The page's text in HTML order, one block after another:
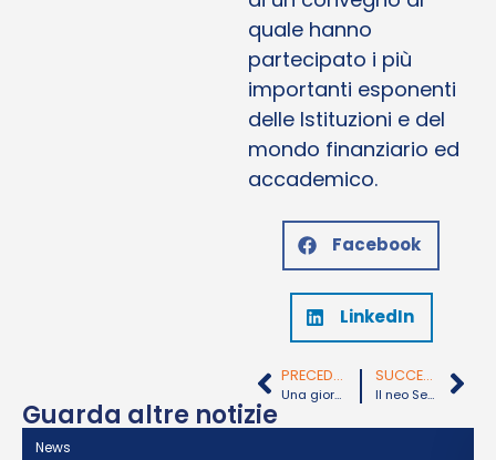
quale hanno
partecipato i più
importanti esponenti
delle Istituzioni e del
mondo finanziario ed
accademico.
Facebook
LinkedIn
PRECEDENTE
Una giornata di celebrazioni per i 55 anni della Plastic-Puglia
SUCCESSIVO
Il neo Senatore Filippo Melchiorre visita la Plastic-Puglia: «Esempio virtuoso di eccellenza»
Guarda altre notizie
News